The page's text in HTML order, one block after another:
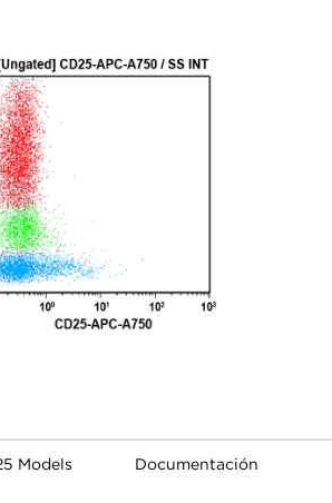
Models Documentación